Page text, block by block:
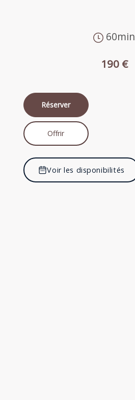
60min
190 €
Réserver
Offrir
Voir les disponibilités